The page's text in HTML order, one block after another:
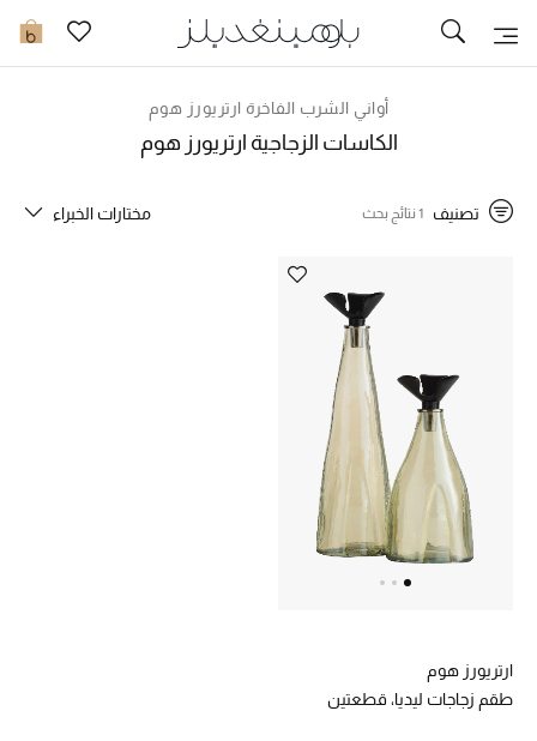
0 تخفيضات
مزيد من التخفيضات
مستلزمات المنزل
أواني الشرب الفاخرة ارتريورز هوم
الكاسات الزجاجية ارتريورز هوم
تصنيف 1 نتائج بحث مختارات الخبراء
ارتريورز هوم
طقم زجاجات ليديا، قطعتين